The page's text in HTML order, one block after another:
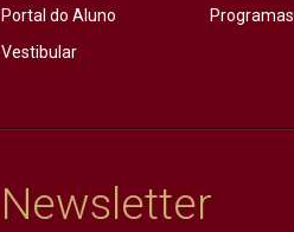
Portal do Aluno
Vestibular
Programas
Newsletter